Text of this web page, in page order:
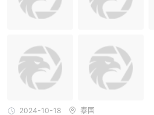
2024-10-18 泰国